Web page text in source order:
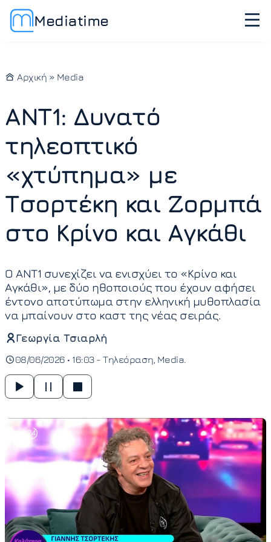
Mediatime
Αρχική » Media
ΑΝΤ1: Δυνατό
τηλεοπτικό
«χτύπημα» με
Τσορτέκη και Ζορμπά
στο Κρίνο και Αγκάθι
Ο ΑΝΤ1 συνεχίζει να ενισχύει το «Κρίνο και
Αγκάθι», με δύο ηθοποιούς που έχουν αφήσει
έντονο αποτύπωμα στην ελληνική μυθοπλασία
να μπαίνουν στο καστ της νέας σειράς.
Γεωργία Τσιαρλή
08/06/2026 • 16:03 - Τηλεόραση Media